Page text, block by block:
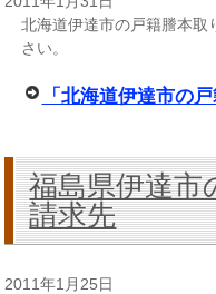
北海道伊達市の戸籍謄本取
さい。
「北海道伊達市の
福島県伊達市
請求先
2011年1月25日